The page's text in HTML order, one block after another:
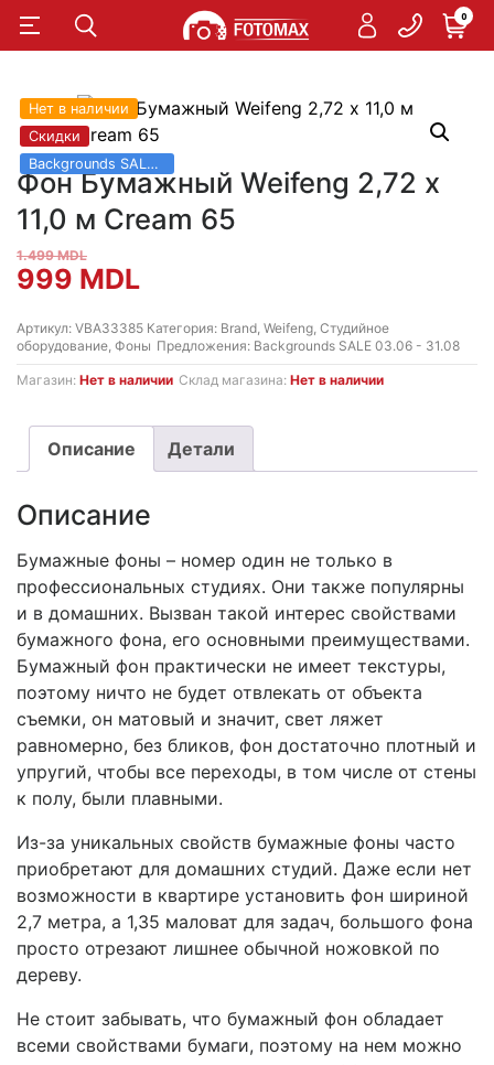
0
Нет в наличии
Скидки
Backgrounds SALE 03.06 - 31.08
Фон Бумажный Weifeng 2,72 х
11,0 м Cream 65
1.499MDL
Первоначальная
цена
составляла
999 MDLТекущая
цена:
999 MDL.
Артикул: VBA33385 Категория: Brand, Weifeng, Студийное
оборудование, Фоны Предложения: Backgrounds SALE 03.06 - 31.08
Магазин: Нет в наличии Склад магазина: Нет в наличии
Описание Детали
Описание
Бумажные фоны – номер один не только в
профессиональных студиях. Они также популярны
и в домашних. Вызван такой интерес свойствами
бумажного фона, его основными преимуществами.
Бумажный фон практически не имеет текстуры,
поэтому ничто не будет отвлекать от объекта
съемки, он матовый и значит, свет ляжет
равномерно, без бликов, фон достаточно плотный и
упругий, чтобы все переходы, в том числе от стены
к полу, были плавными.
Из-за уникальных свойств бумажные фоны часто
приобретают для домашних студий. Даже если нет
возможности в квартире установить фон шириной
2,7 метра, а 1,35 маловат для задач, большого фона
просто отрезают лишнее обычной ножовкой по
дереву.
Не стоит забывать, что бумажный фон обладает
всеми свойствами бумаги, поэтому на нем можно